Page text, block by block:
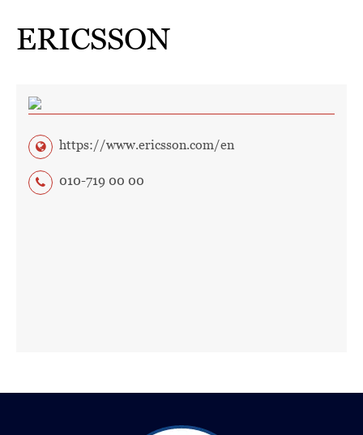
ERICSSON
https://www.ericsson.com/en
010-719 00 00